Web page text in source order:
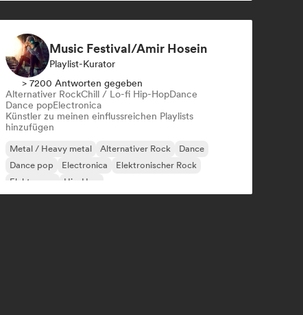
Music Festival/Amir Hosein
Playlist-Kurator
> 7200 Antworten gegeben
Alternativer RockChill / Lo-fi Hip-HopDance
Dance popElectronica
Künstler zu meinen einflussreichen Playlists
hinzufügen
Metal / Heavy metal Alternativer Rock
Dance
Dance pop
Electronica
Elektronischer Rock
Elektropop
Hip-Hop